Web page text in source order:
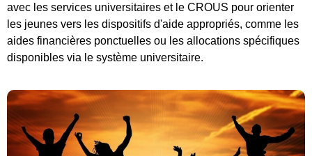
avec les services universitaires et le CROUS pour orienter
les jeunes vers les dispositifs d'aide appropriés, comme les
aides financières ponctuelles ou les allocations spécifiques
disponibles via le système universitaire.